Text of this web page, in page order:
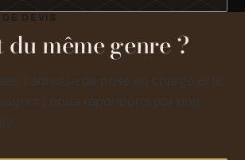
DEVIS
même genre ?